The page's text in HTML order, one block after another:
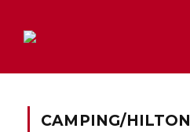
CAMPING/HILTON